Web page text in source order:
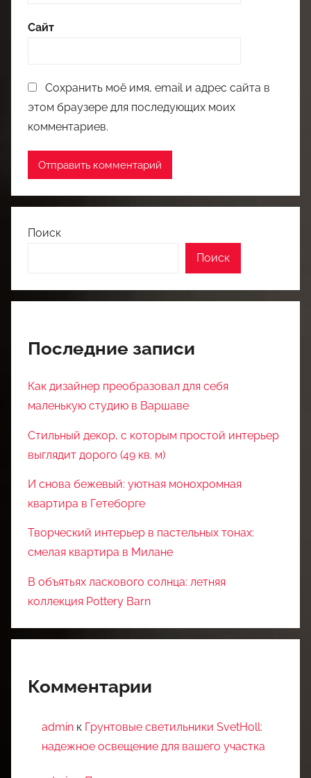
Сайт
Сохранить моё имя, email и адрес сайта в
этом браузере для последующих моих
комментариев.
Поиск
Поиск
Последние записи
Как дизайнер преобразовал для себя
маленькую студию в Варшаве
Стильный декор, с которым простой интерьер
выглядит дорого (49 кв. м)
И снова бежевый: уютная монохромная
квартира в Гетеборге
Творческий интерьер в пастельных тонах:
смелая квартира в Милане
В объятьях ласкового солнца: летняя
коллекция Pottery Barn
Комментарии
admin к Грунтовые светильники SvetHoll:
надежное освещение для вашего участка